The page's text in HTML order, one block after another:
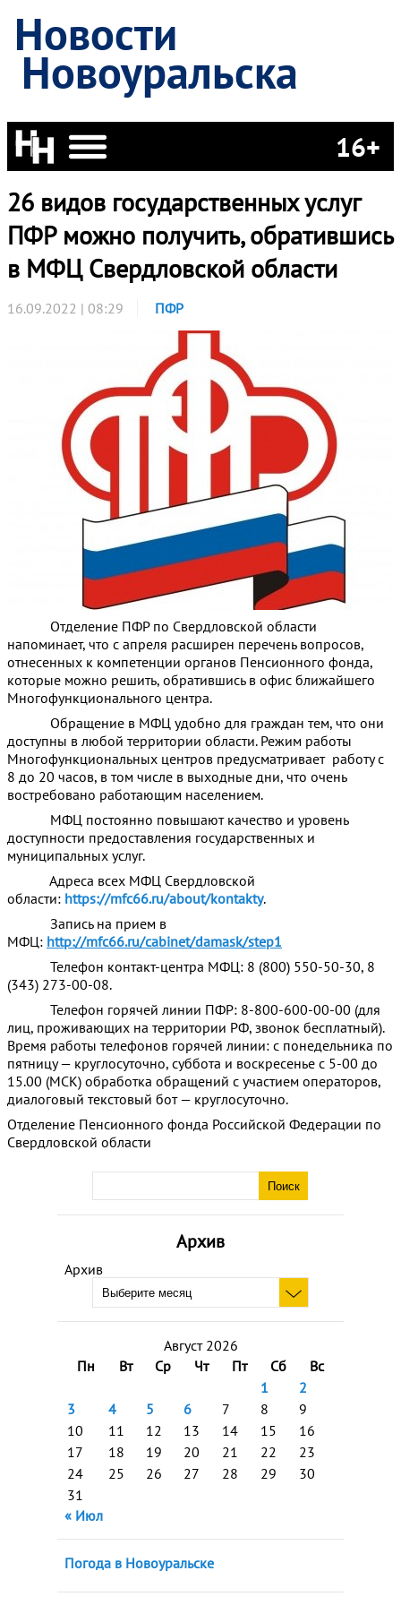
Новости
Новоуральска
16+
Архив
Архив
Август 2026
Пн
Вт Ср Чт Пт Сб
Вс
1
2
3
4 5 6 7 8
9
10
11 12 13 14 15
16
17
18 19 20 21 22
23
24
25 26 27 28 29
30
31
« Июл
Погода в Новоуральске
26 видов государственных услуг
ПФР можно получить, обратившись
в МФЦ Свердловской области
16.09.2022 | 08:29 ПФР
Отделение ПФР по Свердловской области
напоминает, что с апреля расширен перечень вопросов,
отнесенных к компетенции органов Пенсионного фонда,
которые можно решить, обратившись в офис ближайшего
Многофункционального центра.
Обращение в МФЦ удобно для граждан тем, что они
доступны в любой территории области. Режим работы
Многофункциональных центров предусматривает работу с
8 до 20 часов, в том числе в выходные дни, что очень
востребовано работающим населением.
МФЦ постоянно повышают качество и уровень
доступности предоставления государственных и
муниципальных услуг.
Адреса всех МФЦ Свердловской
области: https://mfc66.ru/about/kontakty.
Запись на прием в
МФЦ: http://mfc66.ru/cabinet/damask/step1
Телефон контакт-центра МФЦ: 8 (800) 550-50-30, 8
(343) 273-00-08.
Телефон горячей линии ПФР: 8-800-600-00-00 (для
лиц, проживающих на территории РФ, звонок бесплатный).
Время работы телефонов горячей линии: с понедельника по
пятницу — круглосуточно, суббота и воскресенье с 5-00 до
15.00 (МСК) обработка обращений с участием операторов,
диалоговый текстовый бот — круглосуточно.
Отделение Пенсионного фонда Российской Федерации по
Свердловской области